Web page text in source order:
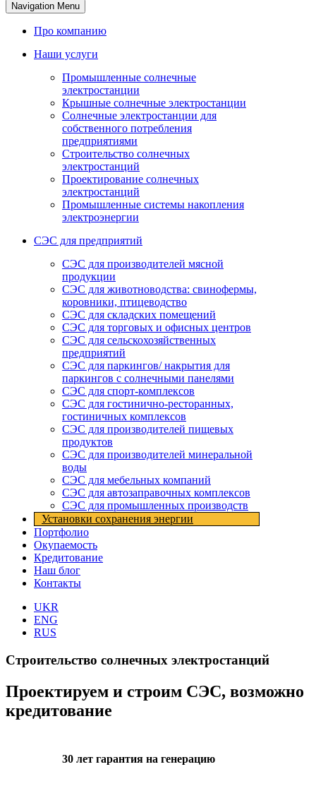
Navigation Menu
Про компанию
Наши услуги
Промышленные солнечные
электростанции
Крышные солнечные электростанции
Солнечные электростанции для
собственного потребления
предприятиями
Строительство солнечных
электростанций
Проектирование солнечных
электростанций
Промышленные системы накопления
электроэнергии
СЭС для предприятий
СЭС для производителей мясной
продукции
СЭС для животноводства: свинофермы,
коровники, птицеводство
СЭС для складских помещений
СЭС для торговых и офисных центров
СЭС для сельскохозяйственных
предприятий
СЭС для паркингов/ накрытия для
паркингов с солнечными панелями
СЭС для спорт-комплексов
СЭС для гостинично-ресторанных,
гостиничных комплексов
СЭС для производителей пищевых
продуктов
СЭС для производителей минеральной
воды
СЭС для мебельных компаний
СЭС для автозаправочных комплексов
СЭС для промышленных производств
Установки cохранения энергии
Портфолио
Окупаемость
Кредитование
Наш блог
Контакты
UKR
ENG
RUS
Строительство солнечных электростанций
Проектируем и строим СЭС, возможно
кредитование
30 лет гарантия на генерацию